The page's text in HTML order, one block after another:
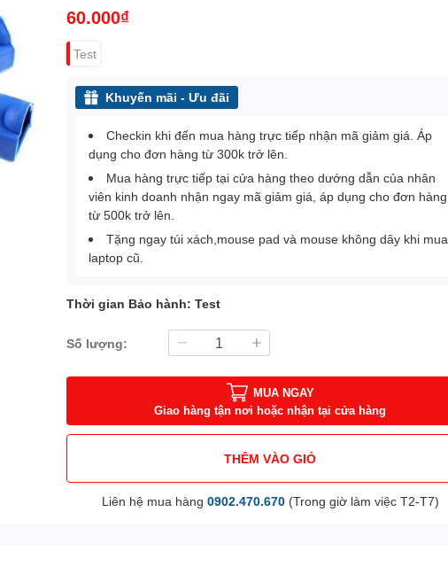
60.000₫
Test
Khuyến mãi - Ưu đãi
Checkin khi đến mua hàng trực tiếp nhận mã giảm giá. Áp
dụng cho đơn hàng từ 300k trở lên.
Mua hàng trực tiếp tại cửa hàng theo dướng dẫn của nhân
viên kinh doanh nhận ngay mã giảm giá, áp dụng cho đơn hàng
từ 500k trở lên.
Tặng ngay túi xách,mouse pad và mouse không dây khi mua
laptop cũ.
Thời gian Bảo hành: Test
Số lượng:
MUA NGAY
Giao hàng tận nơi hoặc nhận tại cửa hàng
THÊM VÀO GIỎ
Liên hệ mua hàng 0902.470.670(Trong giờ làm việc T2-T7)